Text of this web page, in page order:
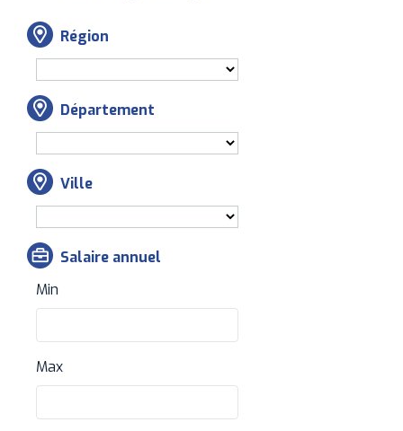
Région
Département
Ville
Salaire annuel
Min
Max